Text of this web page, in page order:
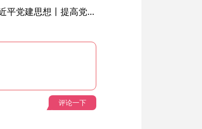
学习进行时·深入学习贯彻习近平党建思想丨提高党的战斗力的法宝
评论一下